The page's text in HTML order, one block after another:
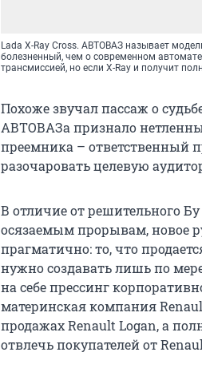
Lada X-Ray Cross. АВТОВАЗ называет
болезненный, чем о современном
трансмиссией, но если X-Ray и получит
Похоже звучал пассаж о
АВТОВАЗа признало
преемника – ответственный
разочаровать целевую
В отличие от решительного
осязаемым прорывам, новое
прагматично: то, что
нужно создавать лишь по
на себе прессинг
материнская компания
продажах Renault Logan, а
отвлечь покупателей от